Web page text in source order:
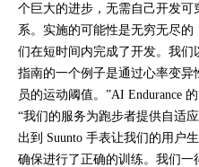
个巨大的进步，无需自己开发
系。实施的可能性是无穷无尽的
们在短时间内完成了开发。我们
指南的一个例子是通过心率变
员的运动阈值。”AI Endurance 的
“我们的服务为跑步者提供自适
出到 Suunto 手表让我们的用户
确保进行了正确的训练。我们一